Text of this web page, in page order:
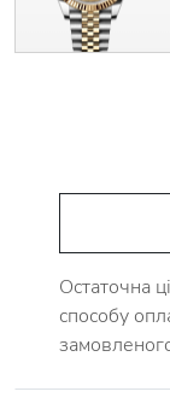
Остаточна
способу